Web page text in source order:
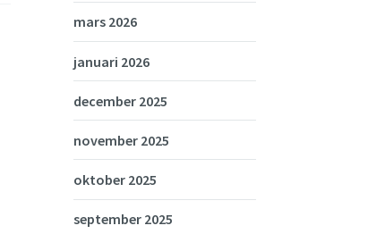
mars 2026
januari 2026
december 2025
november 2025
oktober 2025
september 2025